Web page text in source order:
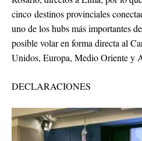
cinco destinos provinciales
uno de los hubs más importantes
posible volar en forma directa al
Unidos, Europa, Medio Oriente y
DECLARACIONES